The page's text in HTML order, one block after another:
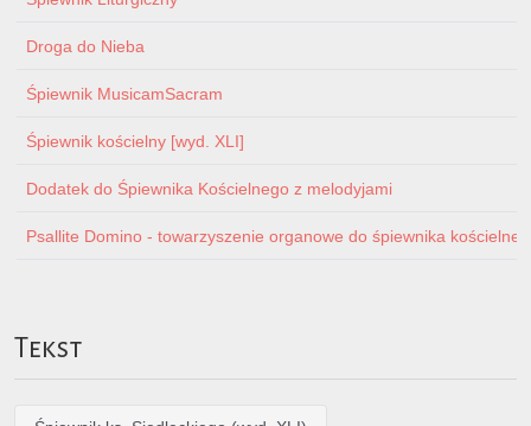
Droga do Nieba
Śpiewnik MusicamSacram
Śpiewnik kościelny [wyd. XLI]
Dodatek do Śpiewnika Kościelnego z melodyjami
Psallite Domino - towarzyszenie organowe do śpiewnika
Tekst